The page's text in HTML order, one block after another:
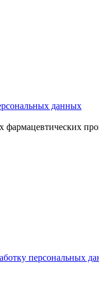
данных
персональных